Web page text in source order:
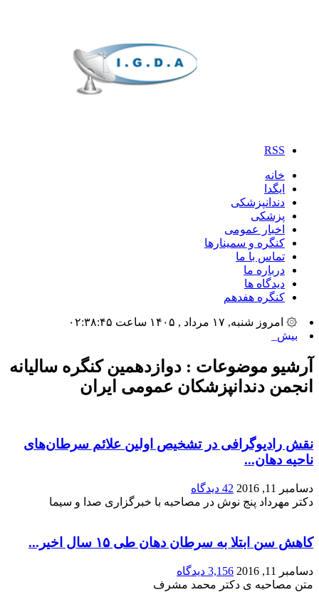
RSS
خانه
ایگدا
دندانپزشکی
پزشکی
اخبار عمومی
کنگره و سمینارها
تماس با ما
درباره ما
دیدگاه ها
کنگره هفدهم
۞ امروز شنبه, ۱۷ مرداد , ۱۴۰۵ ساعت ۰۲:۳۸:۴۵
بیشترین تع_
آرشیو موضوعات : دوازدهمین کنگره سالیانه
انجمن دندانپزشکان عمومی ایران
نقش رادیوگرافی در تشخیص اولین علائم سرطان‌های
ناحیه دهان...
دسامبر 11, 2016
42 دیدگاه
دکتر مهرداد پنج نوش در مصاحبه با خبرگزاری صدا و سیما
کاهش سن ابتلا به سرطان دهان طی ۱۵ سال اخیر...
دسامبر 11, 2016
3,156 دیدگاه
متن مصاحبه ی دکتر محمد مشرف